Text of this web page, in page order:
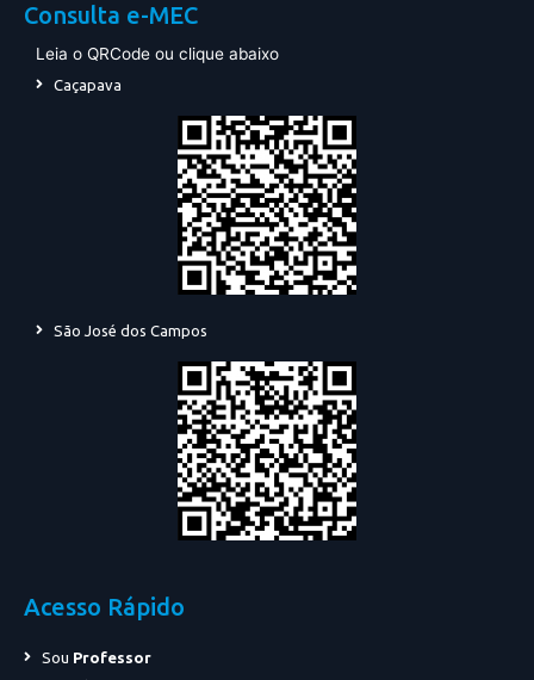
Consulta e-MEC
Leia o QRCode ou clique abaixo
Caçapava
São José dos Campos
Acesso Rápido
Sou Professor